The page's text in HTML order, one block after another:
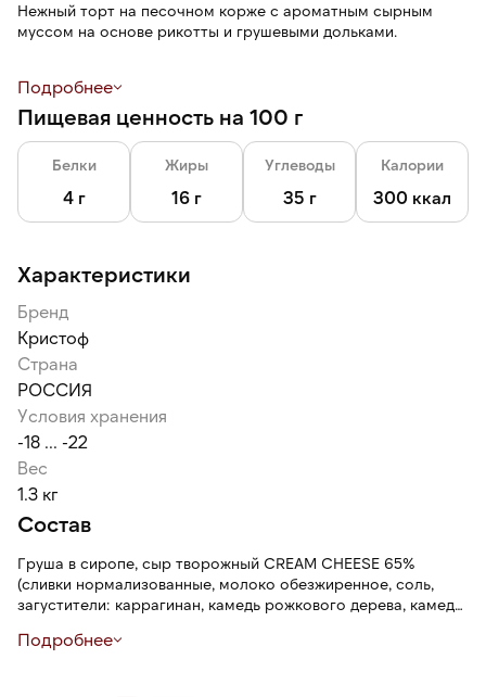
Нежный торт на песочном корже с ароматным сырным
муссом на основе рикотты и грушевыми дольками.
Благодаря ровной нарезке торт эстетично выглядит, его
удобно есть.
Подробнее
Пищевая ценность на 100 г
Белки
4 г
Жиры
16 г
Углеводы
35 г
Калории
300 ккал
Характеристики
Бренд
Кристоф
Страна
РОССИЯ
Условия хранения
-18 ... -22
Вес
1.3 кг
Состав
Груша в сиропе, сыр творожный CREAM CHEESE 65%
(сливки нормализованные, молоко обезжиренное, соль,
загустители: каррагинан, камедь рожкового дерева, камедь
молочнокислых мезофильно-термофильных культур), сыр
Подробнее